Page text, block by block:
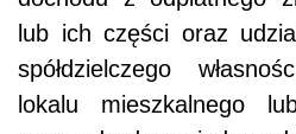
lub ich części oraz
spółdzielczego
lokalu mieszkalnego